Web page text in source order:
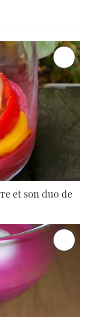
et son duo de